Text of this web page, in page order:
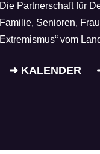
Die Partnerschaft für
Familie, Senioren,
Extremismus“ vom
➜ KALENDER